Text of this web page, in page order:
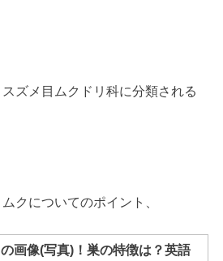
ズメ目ムクドリ科に分類される
クについてのポイント、
画像(写真)！巣の特徴は？英語